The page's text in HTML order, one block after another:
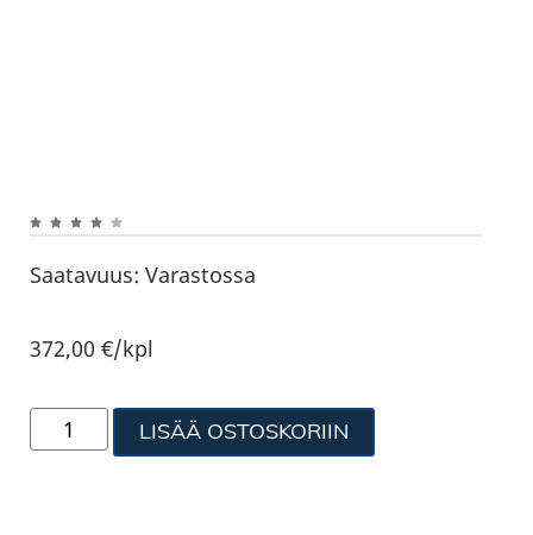
Saatavuus: Varastossa
372,00€/kpl
LISÄÄ OSTOSKORIIN